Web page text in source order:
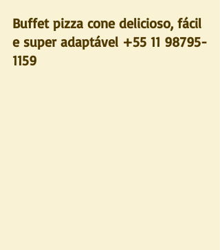
Buffet pizza cone delicioso, fácil
e super adaptável +55 11 98795-
1159